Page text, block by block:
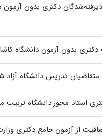
دکتری بدون آزمون
بدون آزمون دانشگاه کاشان
تدریس دانشگاه آزاد ۱۴۰۵
استاد محور دانشگاه تربیت
از آزمون جامع دکتری